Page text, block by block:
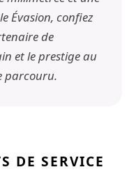
Évasion, confiez
de
et le prestige au
parcouru.
DE SERVICE